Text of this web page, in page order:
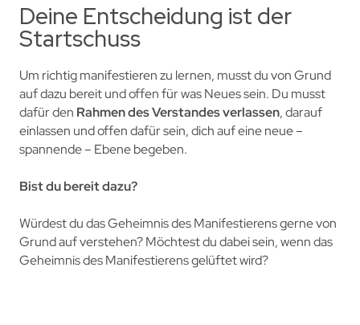
Deine Entscheidung ist der
Startschuss
Um richtig manifestieren zu lernen, musst du von Grund
auf dazu bereit und offen für was Neues sein. Du musst
dafür den Rahmen des Verstandes verlassen, darauf
einlassen und offen dafür sein, dich auf eine neue –
spannende – Ebene begeben.
Bist du bereit dazu?
Würdest du das Geheimnis des Manifestierens gerne von
Grund auf verstehen?Möchtest du dabei sein,wenn das
Geheimnis des Manifestierens gelüftet wird?